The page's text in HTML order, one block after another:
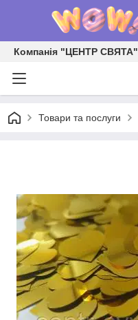
Компанія "ЦЕНТР СВЯТА"
Товари та послуги